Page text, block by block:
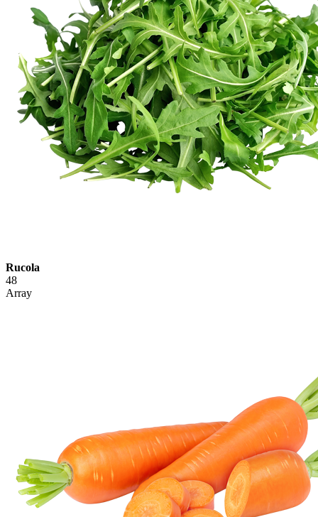
Rucola
48
Array